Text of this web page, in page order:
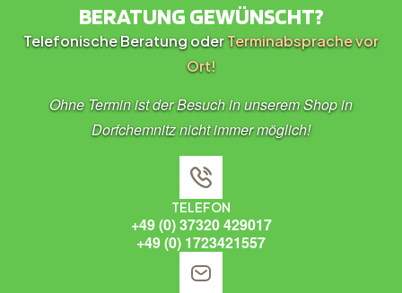
BERATUNG GEWÜNSCHT?
Telefonische Beratung oderTerminabsprache vor
Ort!
Ohne Termin ist der Besuch in unserem Shop in
Dorfchemnitz nicht immer möglich!
TELEFON
+49 (0) 37320 429017
+49 (0) 1723421557